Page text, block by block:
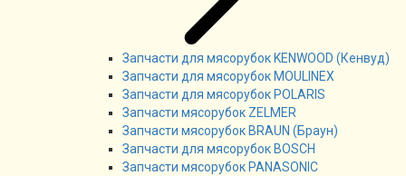
Запчасти для мясорубок KENWOOD (Кенвуд)
Запчасти для мясорубок MOULINEX
Запчасти для мясорубок POLARIS
Запчасти мясорубок ZELMER
Запчасти мясорубок BRAUN (Браун)
Запчасти для мясорубок BOSCH
Запчасти мясорубок PANASONIC